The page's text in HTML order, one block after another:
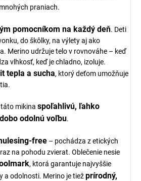
praniach.
pomocníkom na každý deň. Deti
do škôlky, na výlety aj ako
Merino udržuje telo v rovnováhe – keď
vlhkosť, keď je chladno, izoluje.
tepla a sucha, ktorý deťom umožňuje
mikina spoľahlivú, ľahko
odolnú voľbu.
free – pochádza z etických
na pohodu zvierat. Oblečenie nesie
, ktorá garantuje najvyššie
a odolnosti. Merino je tiežprírodný,